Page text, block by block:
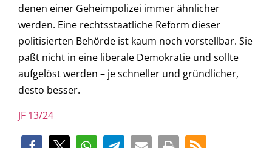
denen einer Geheimpolizei immer ähnlicher
werden. Eine rechtsstaatliche Reform dieser
politisierten Behörde ist kaum noch vorstellbar. Sie
paßt nicht in eine liberale Demokratie und sollte
aufgelöst werden – je schneller und gründlicher,
desto besser.
JF 13/24